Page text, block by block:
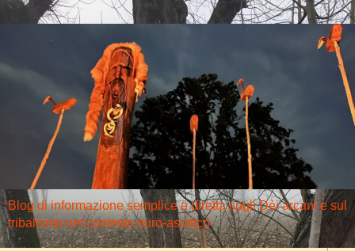
Blog di informazione semplice e diretta sugli Dèi arcani e sul
tribalismo nel contesto euro-asiatico